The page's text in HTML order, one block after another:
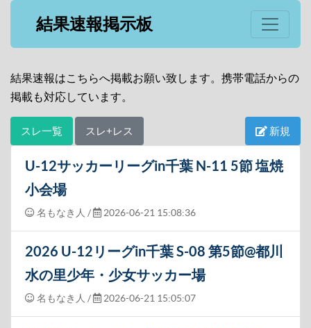
結果速報掲示板
結果速報はこちらへ掲載お願い致します。携帯電話からの
掲載も対応しています。
スレ一覧 スレ+レス 新規
U-12サッカーリーグin千葉 N-11 5節 塩焼
小会場
名もなき人 / 2026-06-21 15:08:36
2026 U-12リーグin千葉 S-08 第5節@都川
水の里少年・少女サッカー場
名もなき人 / 2026-06-21 15:05:07